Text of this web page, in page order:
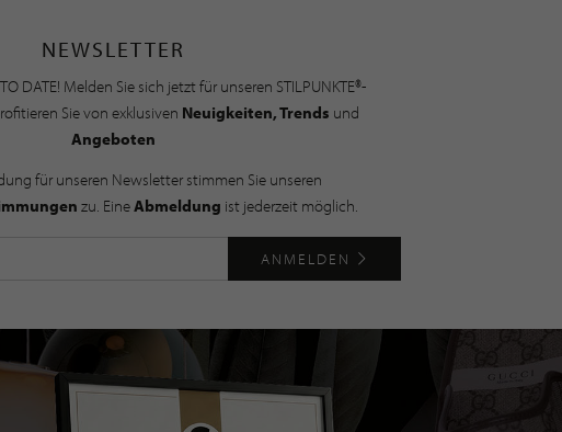
NEWSLETTER
DATE! Melden Sie sich jetzt für unseren STILPUNKTE®-
Sie von exklusiven Neuigkeiten, Trends und
Angeboten
für unseren Newsletter stimmen Sie unseren
zu. EineAbmeldung ist jederzeit möglich.
ANMELDEN